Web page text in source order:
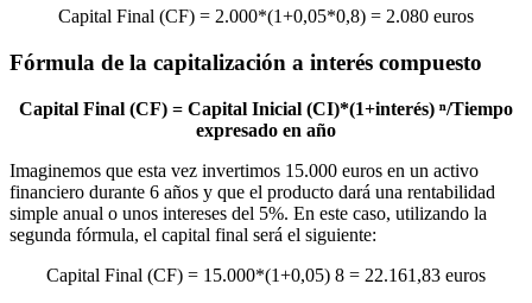
Capital Final (CF) = 2.000*(1+0,05*0,8) = 2.080 euros
Fórmula de la capitalización a interés compuesto
Capital Final (CF) = Capital Inicial (CI)*(1+interés) ⁿ/Tiempo
expresado en año
Imaginemos que esta vez invertimos 15.000 euros en un activo
financiero durante 6 años y que el producto dará una rentabilidad
simple anual o unos intereses del 5%. En este caso, utilizando la
segunda fórmula, el capital final será el siguiente:
Capital Final (CF) = 15.000*(1+0,05) 8 = 22.161,83 euros